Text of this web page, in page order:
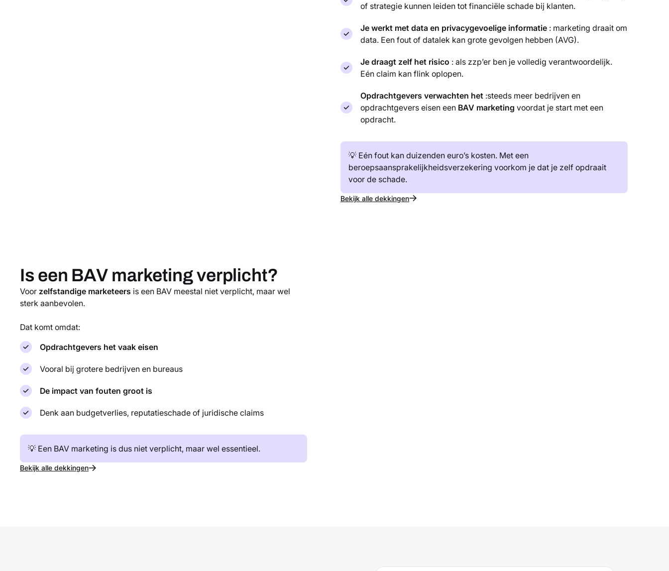
of strategie kunnen leiden tot financiële schade bij klanten.
Je werkt met data en privacygevoelige informatie : marketing draait om
data. Een fout of datalek kan grote gevolgen hebben (AVG).
Je draagt zelf het risico : als zzp’er ben je volledig verantwoordelijk.
Eén claim kan flink oplopen.
Opdrachtgevers verwachten het :steeds meer bedrijven en
opdrachtgevers eisen een BAV marketing voordat je start met een
opdracht.
💡 Eén fout kan duizenden euro’s kosten. Met een
beroepsaansprakelijkheidsverzekering voorkom je dat je zelf opdraait
voor de schade.
Bekijk alle dekkingen
Is een BAV marketing verplicht?
Voor zelfstandige marketeers is een BAV meestal niet verplicht, maar wel
sterk aanbevolen.
Dat komt omdat:
Opdrachtgevers het vaak eisen
Vooral bij grotere bedrijven en bureaus
De impact van fouten groot is
Denk aan budgetverlies, reputatieschade of juridische claims
💡 Een BAV marketing is dus niet verplicht, maar wel essentieel.
Bekijk alle dekkingen